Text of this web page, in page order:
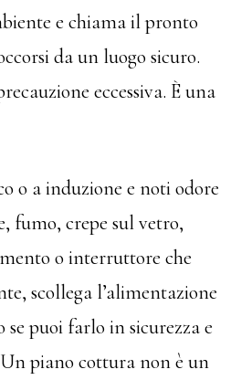
e chiama il pronto
da un luogo sicuro.
eccessiva. È una
o a induzione e noti odore
fumo, crepe sul vetro,
o interruttore che
scollega l’alimentazione
puoi farlo in sicurezza e
piano cottura non è un